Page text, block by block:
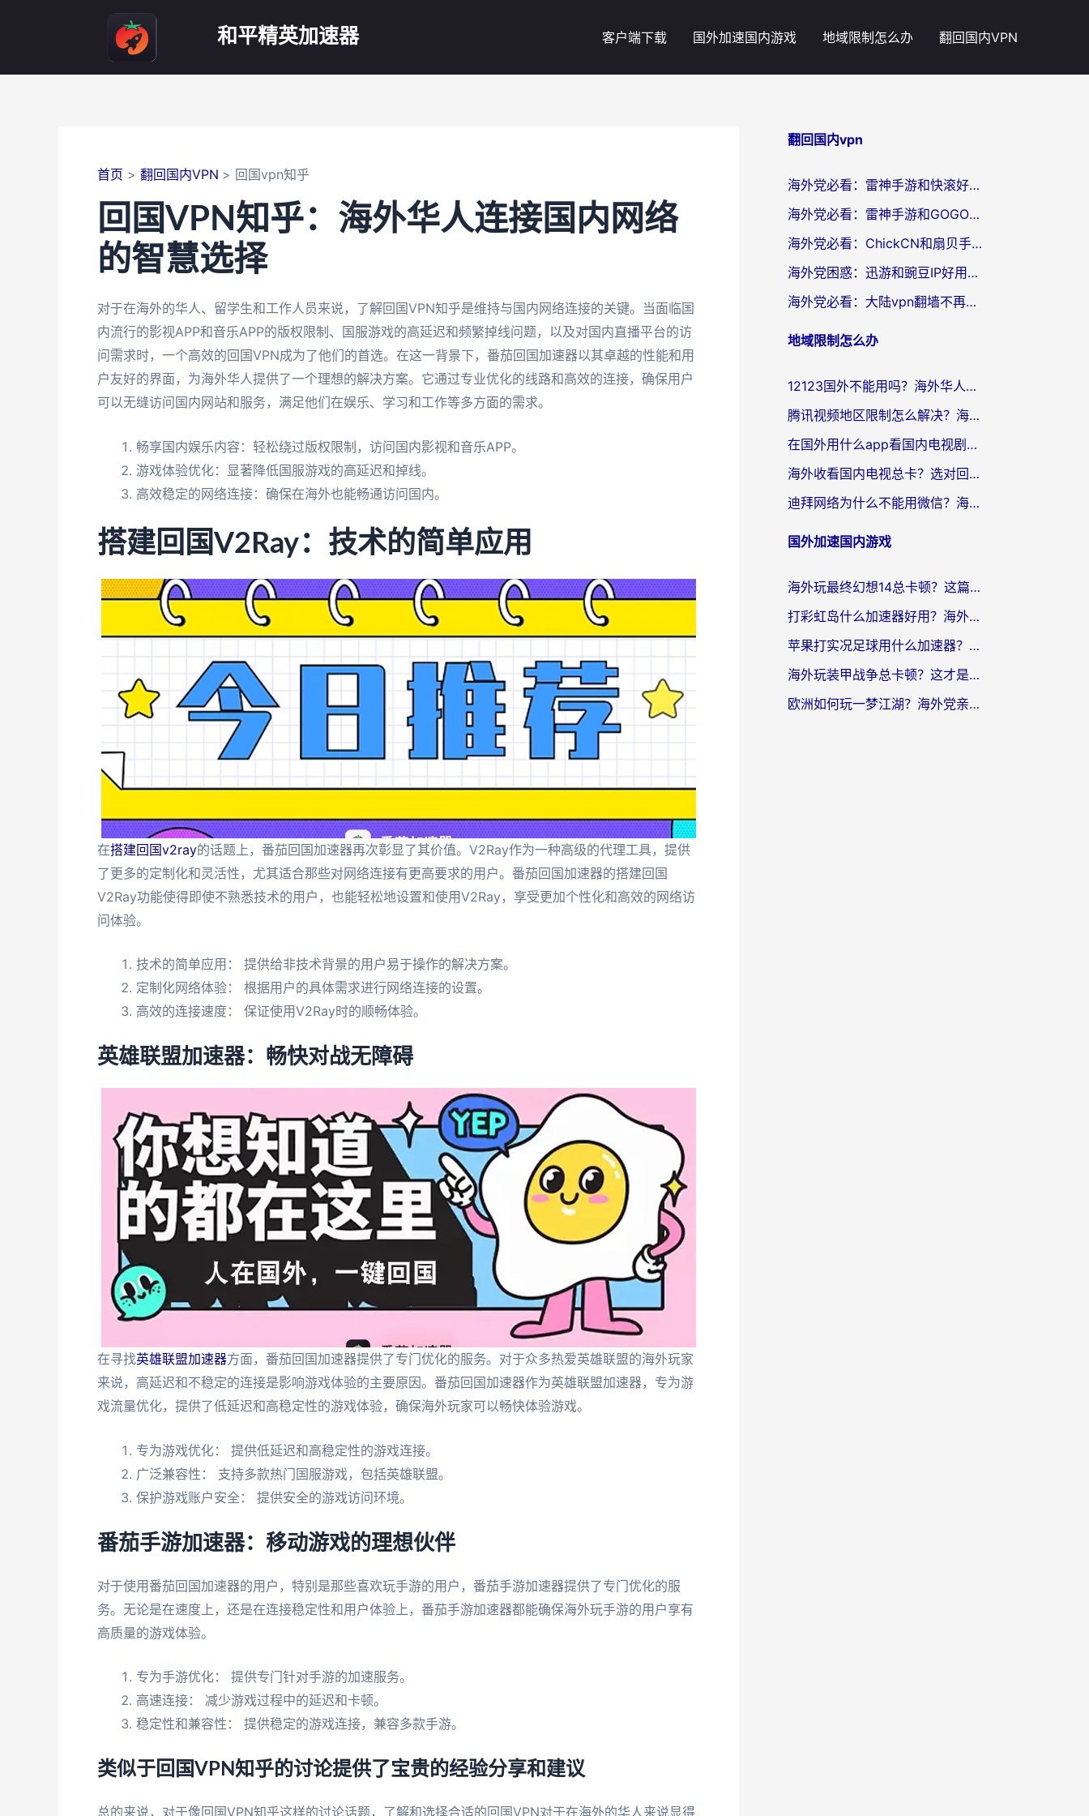
和平精英加速器 客户端下载 国外加速国内游戏 地域限制怎么办 翻回国内VPN
首页 翻回国内VPN 回国vpn知乎
回国VPN知乎：海外华人连接国内网络
的智慧选择
对于在海外的华人、留学生和工作人员来说，了解回国VPN知乎是维持与国内网络连接的关键。当面临国
内流行的影视APP和音乐APP的版权限制、国服游戏的高延迟和频繁掉线问题，以及对国内直播平台的访
问需求时，一个高效的回国VPN成为了他们的首选。在这一背景下，番茄回国加速器以其卓越的性能和用
户友好的界面，为海外华人提供了一个理想的解决方案。它通过专业优化的线路和高效的连接，确保用户
可以无缝访问国内网站和服务，满足他们在娱乐、学习和工作等多方面的需求。
畅享国内娱乐内容：轻松绕过版权限制，访问国内影视和音乐APP。
游戏体验优化：显著降低国服游戏的高延迟和掉线。
高效稳定的网络连接：确保在海外也能畅通访问国内。
搭建回国V2Ray：技术的简单应用
在搭建回国v2ray的话题上，番茄回国加速器再次彰显了其价值。V2Ray作为一种高级的代理工具，提供
了更多的定制化和灵活性，尤其适合那些对网络连接有更高要求的用户。番茄回国加速器的搭建回国
V2Ray功能使得即使不熟悉技术的用户，也能轻松地设置和使用V2Ray，享受更加个性化和高效的网络访
问体验。
技术的简单应用： 提供给非技术背景的用户易于操作的解决方案。
定制化网络体验： 根据用户的具体需求进行网络连接的设置。
高效的连接速度： 保证使用V2Ray时的顺畅体验。
英雄联盟加速器：畅快对战无障碍
在寻找英雄联盟加速器方面，番茄回国加速器提供了专门优化的服务。对于众多热爱英雄联盟的海外玩家
来说，高延迟和不稳定的连接是影响游戏体验的主要原因。番茄回国加速器作为英雄联盟加速器，专为游
戏流量优化，提供了低延迟和高稳定性的游戏体验，确保海外玩家可以畅快体验游戏。
专为游戏优化： 提供低延迟和高稳定性的游戏连接。
广泛兼容性： 支持多款热门国服游戏，包括英雄联盟。
保护游戏账户安全： 提供安全的游戏访问环境。
番茄手游加速器：移动游戏的理想伙伴
对于使用番茄回国加速器的用户，特别是那些喜欢玩手游的用户，番茄手游加速器提供了专门优化的服
务。无论是在速度上，还是在连接稳定性和用户体验上，番茄手游加速器都能确保海外玩手游的用户享有
高质量的游戏体验。
专为手游优化： 提供专门针对手游的加速服务。
高速连接： 减少游戏过程中的延迟和卡顿。
稳定性和兼容性： 提供稳定的游戏连接，兼容多款手游。
类似于回国VPN知乎的讨论提供了宝贵的经验分享和建议
总的来说，对于像回国VPN知乎这样的讨论话题，了解和选择合适的回国VPN对于在海外的华人来说显得
翻回国内vpn
海外党必看：雷神手游和快滚好用吗？3步选对回国加速器无缝刷国内资源
海外党必看：雷神手游和GOGO好用吗？3步选对回国加速器，无缝刷剧玩原神
海外党必看：ChickCN和扇贝手游好用吗？3步选对回国加速器无缝刷国内资源
海外党困惑：迅游和豌豆IP好用吗？选对回国加速器，刷剧游戏再也不卡
海外党必看：大陆vpn翻墙不再难！选对加速器，无缝刷国内资源
地域限制怎么办
12123国外不能用吗？海外华人亲测有效的回国加速方案来了
腾讯视频地区限制怎么解决？海外党亲测有效的回国加速器选择指南
在国外用什么app看国内电视剧？留学生亲测有效的回国加速方案
海外收看国内电视总卡？选对回国加速器，让你流畅追《狂飙》《长相思》
迪拜网络为什么不能用微信？海外党必看的回国加速解决方案
国外加速国内游戏
海外玩最终幻想14总卡顿？这篇指南教你选对加速器（附非洲美国玩家实测）
打彩虹岛什么加速器好用？海外党亲测的国服游戏加速终极指南
苹果打实况足球用什么加速器？海外党亲测有效的国服游戏加速指南
海外玩装甲战争总卡顿？这才是玩装甲战争最好的加速器（附马来西亚玩重装上阵攻略）
欧洲如何玩一梦江湖？海外党亲测有效的国服游戏加速指南